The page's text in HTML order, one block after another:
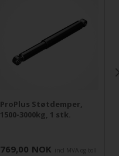
ProPlus Støtdemper,
1500-3000kg, 1 stk.
769,00 NOK incl MVA og toll